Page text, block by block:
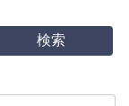
検索